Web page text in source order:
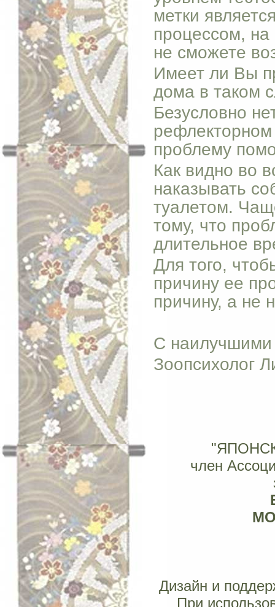
метки
процессом,
не сможете
Имеет ли Вы
дома в таком
Безусловно
проблему
Как видно во
наказывать
туалетом.
тому, что
длительное
Для того,
причину ее
причину, а не
С
Зоопсихолог
член
Дизайн и
При